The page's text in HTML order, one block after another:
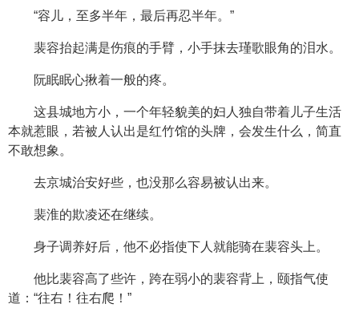
“容儿，至多半年，最后再忍半年。”
裴容抬起满是伤痕的手臂，小手抹去瑾歌眼角的泪水。
阮眠眠心揪着一般的疼。
这县城地方小，一个年轻貌美的妇人独自带着儿子生活
本就惹眼，若被人认出是红竹馆的头牌，会发生什么，简直
不敢想象。
去京城治安好些，也没那么容易被认出来。
裴淮的欺凌还在继续。
身子调养好后，他不必指使下人就能骑在裴容头上。
他比裴容高了些许，跨在弱小的裴容背上，颐指气使
道：“往右！往右爬！”